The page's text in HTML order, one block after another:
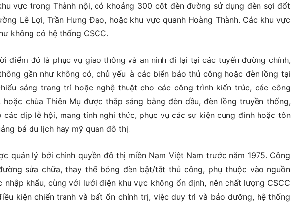
vực trong Thành nội, có khoảng 300 cột đèn đường sử dụng đèn sợi đốt
Lê Lợi, Trần Hưng Đạo, hoặc khu vực quanh Hoàng Thành. Các khu vực
không có hệ thống CSCC.
điểm đó là phục vụ giao thông và an ninh đi lại tại các tuyến đường chính,
gần như không có, chủ yếu là các biển báo thủ công hoặc đèn lồng tại
sáng trang trí hoặc nghệ thuật cho các công trình kiến trúc, các công
chùa Thiên Mụ được thắp sáng bằng đèn dầu, đèn lồng truyền thống,
các dịp lễ hội, mang tính nghi thức, phục vụ các sự kiện cung đình hoặc tôn
bá du lịch hay mỹ quan đô thị.
quản lý bởi chính quyền đô thị miền Nam Việt Nam trước năm 1975. Công
sửa chữa, thay thế bóng đèn bật/tắt thủ công, phụ thuộc vào nguồn
nhập khẩu, cùng với lưới điện khu vực không ổn định, nên chất lượng CSCC
kiện chiến tranh và bất ổn chính trị, việc duy trì và bảo dưỡng, hệ thống